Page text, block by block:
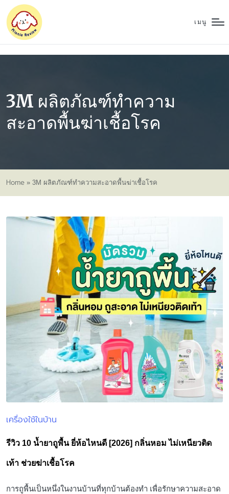
เมนู
3M ผลิตภัณฑ์ทำความ
สะอาดพื้นฆ่าเชื้อโรค
Home » 3M ผลิตภัณฑ์ทำความสะอาดพื้นฆ่าเชื้อโรค
Posted
เครื่องใช้ในบ้าน
รีวิว 10 น้ำยาถูพื้น ยี่ห้อไหนดี [2026] กลิ่นหอม ไม่เหนียวติด
เท้า ช่วยฆ่าเชื้อโรค
การถูพื้นเป็นหนึ่งในงานบ้านที่ทุกบ้านต้องทำ เพื่อรักษาความสะอาด